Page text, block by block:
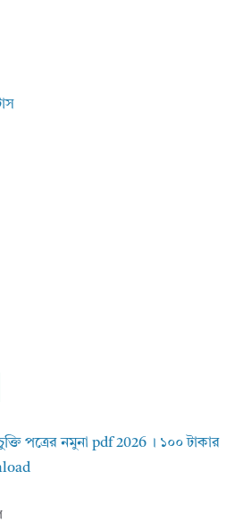
পত্রের নমুনা pdf 2026 । ১০০ টাকার